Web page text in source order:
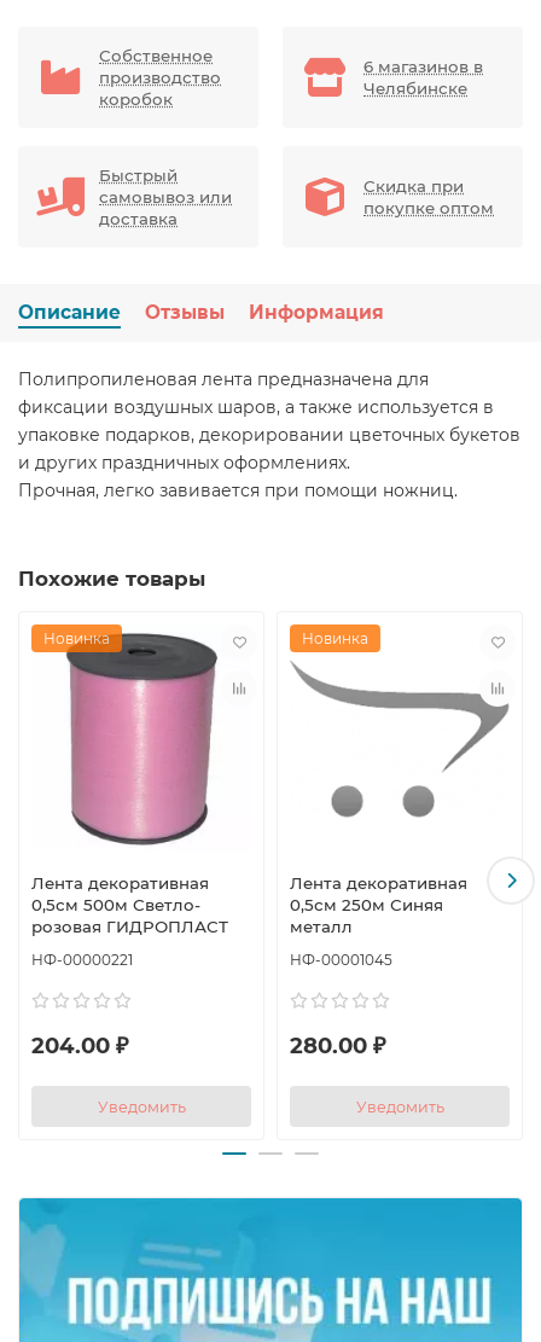
Собственное
производство
коробок
6 магазинов в
Челябинске
Быстрый
самовывоз или
доставка
Скидка при
покупке оптом
Описание Отзывы Информация
Полипропиленовая лента предназначена для
фиксации воздушных шаров, а также используется в
упаковке подарков, декорировании цветочных букетов
и других праздничных оформлениях.
Прочная, легко завивается при помощи ножниц.
Похожие товары
Новинка
Лента декоративная
0,5см 500м Светло-
розовая ГИДРОПЛАСТ
НФ-00000221
204.00 ₽
Уведомить
Новинка
Лента декоративная
0,5см 250м Синяя
металл
НФ-00001045
280.00 ₽
Уведомить